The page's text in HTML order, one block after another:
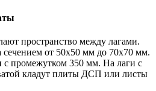
пространство между лагами.
от 50х50 мм до 70х70 мм.
промежутком 350 мм. На лаги с
кладут плиты ДСП или листы